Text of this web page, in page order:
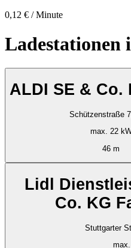
0,12 € / Minute
Ladestationen
ALDI SE & Co.
Schützenstraße
max. 22
46 m
Lidl
Co. KG
Stuttgarter